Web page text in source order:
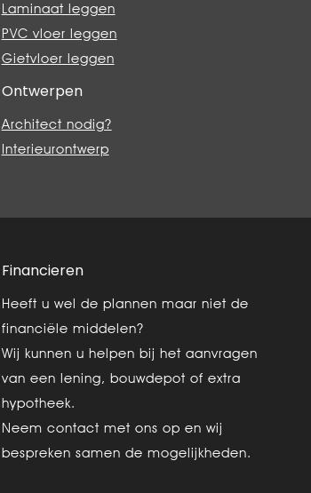
Laminaat leggen
PVC vloer leggen
Gietvloer leggen
Ontwerpen
Architect nodig?
Interieurontwerp
Financieren
Heeft u wel de plannen maar niet de
financiële middelen?
Wij kunnen u helpen bij het aanvragen
van een lening, bouwdepot of extra
hypotheek.
Neem contact met ons op en wij
bespreken samen de mogelijkheden.